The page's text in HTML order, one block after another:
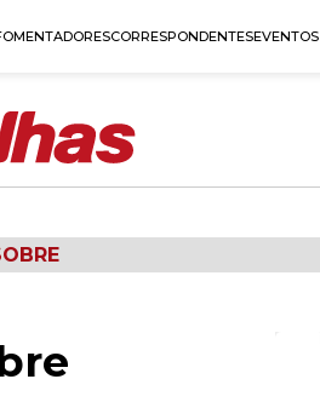
CORRESPONDENTESEVENTOS